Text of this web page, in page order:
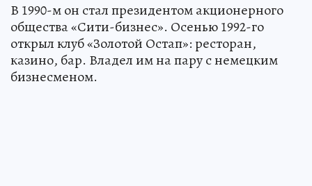
В 1990-м он стал президентом акционерного
общества «Сити-бизнес». Осенью 1992-го
открыл клуб «Золотой Остап»: ресторан,
казино, бар. Владел им на пару с немецким
бизнесменом.